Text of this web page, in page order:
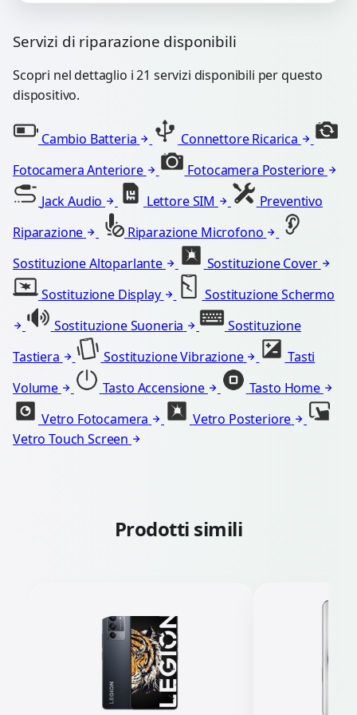
Servizi di riparazione disponibili
Scopri nel dettaglio i 21 servizi disponibili per questo
dispositivo.
Cambio Batteria
Connettore Ricarica
Fotocamera Anteriore
Fotocamera Posteriore
Jack Audio
Lettore SIM
Preventivo
Riparazione
Riparazione Microfono
Sostituzione Altoparlante
Sostituzione Cover
Sostituzione Display
Sostituzione Schermo
Sostituzione Suoneria
Sostituzione
Tastiera
Sostituzione Vibrazione
Tasti
Volume
Tasto Accensione
Tasto Home
Vetro Fotocamera
Vetro Posteriore
Vetro Touch Screen
Prodotti simili